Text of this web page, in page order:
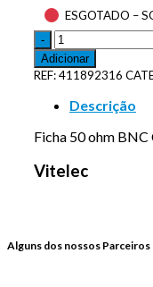
ESGOTADO –
Adicionar
REF:411892316
Descrição
Ficha 50 ohm
Vitelec
Alguns dos nossos Parceiros